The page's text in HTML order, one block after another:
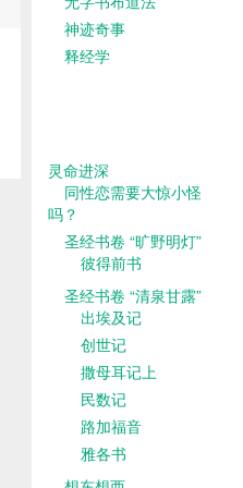
神迹奇事
释经学
灵命进深
同性恋需要大惊小怪
吗？
圣经书卷 “旷野明灯”
彼得前书
圣经书卷 “清泉甘露”
出埃及记
创世记
撒母耳记上
民数记
路加福音
雅各书